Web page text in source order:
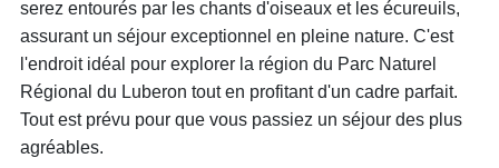
serez entourés par les chants d'oiseaux et les écureuils,
assurant un séjour exceptionnel en pleine nature. C'est
l'endroit idéal pour explorer la région du Parc Naturel
Régional du Luberon tout en profitant d'un cadre parfait.
Tout est prévu pour que vous passiez un séjour des plus
agréables.